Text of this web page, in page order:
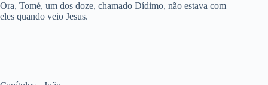
Ora, Tomé, um dos doze, chamado Dídimo, não estava com
eles quando veio Jesus.